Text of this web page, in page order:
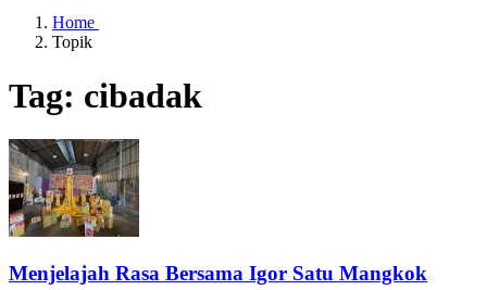
Home
Topik
Tag: cibadak
Menjelajah Rasa Bersama Igor Satu Mangkok